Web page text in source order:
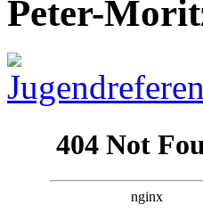
Peter-